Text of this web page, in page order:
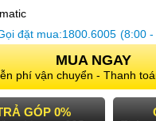
đặt mua:1800.6005 (8:00 -
MUA NGAY
phí vận chuyển - Thanh
GÓP 0%